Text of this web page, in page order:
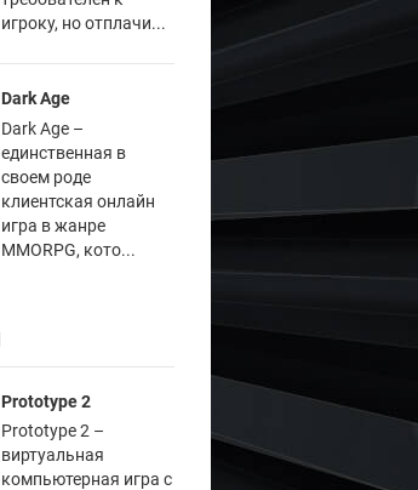
игроку, но отплачи...
Dark Age
Dark Age –
единственная в
своем роде
клиентская онлайн
игра в жанре
MMORPG, кото...
Prototype 2
Prototype 2 –
виртуальная
компьютерная игра с